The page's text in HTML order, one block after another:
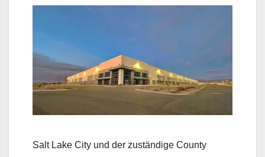
Salt Lake City und der zuständige County